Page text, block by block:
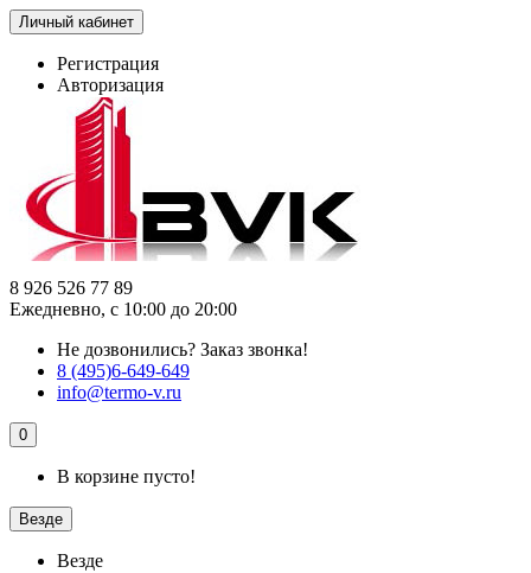
Личный кабинет
Регистрация
Авторизация
8 926 526 77 89
Ежедневно, с 10:00 до 20:00
Не дозвонились? Заказ звонка!
8 (495)6-649-649
info@termo-v.ru
0
В корзине пусто!
Везде
Везде